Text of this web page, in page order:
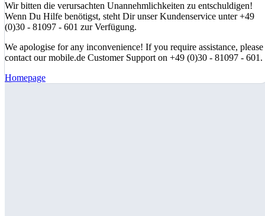
Wir bitten die verursachten Unannehmlichkeiten zu entschuldigen!
Wenn Du Hilfe benötigst, steht Dir unser Kundenservice unter +49
(0)30 - 81097 - 601 zur Verfügung.
We apologise for any inconvenience! If you require assistance, please
contact our mobile.de Customer Support on +49 (0)30 - 81097 - 601.
Homepage